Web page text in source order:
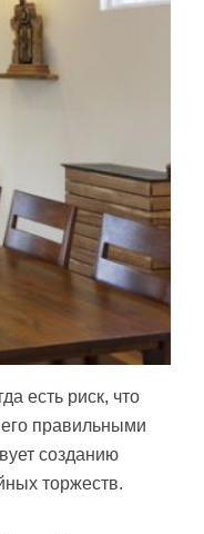
есть риск, что
правильными
созданию
торжеств.